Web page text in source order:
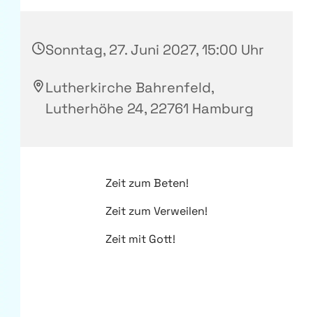
Sonntag, 27. Juni 2027, 15:00 Uhr
Lutherkirche Bahrenfeld,
Lutherhöhe 24, 22761 Hamburg
Zeit zum Beten!
Zeit zum Verweilen!
Zeit mit Gott!